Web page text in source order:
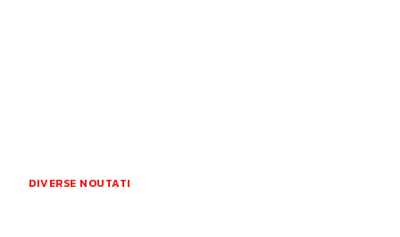
DIVERSE NOUTATI